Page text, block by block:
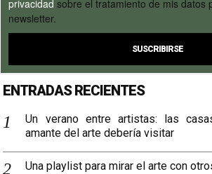
privacidad sobre el tratamiento de mis datos
newsletter.
ENTRADAS RECIENTES
Un verano entre artistas: las
amante del arte debería visitar
Una playlist para mirar el arte con